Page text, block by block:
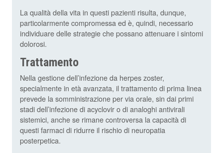
La qualità della vita in questi pazienti risulta, dunque,
particolarmente compromessa ed è, quindi, necessario
individuare delle strategie che possano attenuare i sintomi
dolorosi.
Trattamento
Nella gestione dell’infezione da herpes zoster,
specialmente in età avanzata, il trattamento di prima linea
prevede la somministrazione per via orale, sin dai primi
stadi dell’infezione di acyclovir o di analoghi antivirali
sistemici, anche se rimane controversa la capacità di
questi farmaci di ridurre il rischio di neuropatia
posterpetica.